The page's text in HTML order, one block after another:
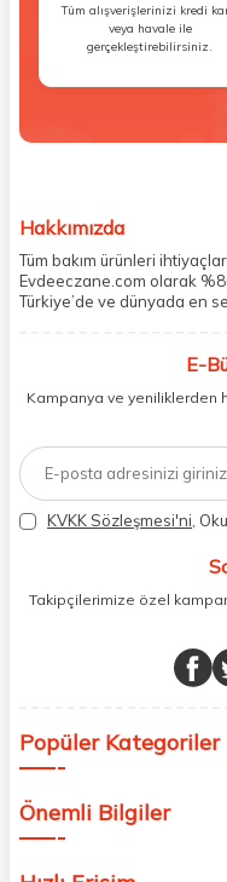
Tüm alışverişlerinizi kredi
veya havale ile
gerçekleştirebilirsiniz.
Hakkımızda
Tüm bakım ürünleri
Evdeeczane.com olarak
Türkiye’de ve dünyada en
paketliyoruz. Herhangi bir
müşteri temsilcilerimiz
2017 yılından bugüne,
doğrudan markalardan ya
distribütörlerinden faturalı
aynı şekilde faturalı ve
Paketleme sürecinde geri
atık oranımızı en aza
E-
Kampanya ve
KVKK Sözleşmesi'ni ,
Takipçilerimize özel
Popüler Kategoriler
Önemli Bilgiler